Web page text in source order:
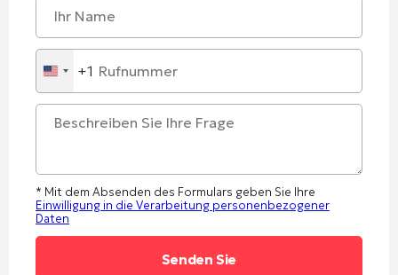
United
States
+1
+1
* Mit dem Absenden des Formulars geben Sie Ihre
Einwilligung in die Verarbeitung personenbezogener
Daten